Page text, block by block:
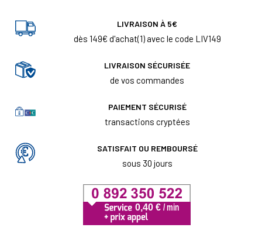
LIVRAISON À 5€
dès 149€ d'achat(1) avec le code LIV149
LIVRAISON SÉCURISÉE
de vos commandes
PAIEMENT SÉCURISÉ
transactions cryptées
SATISFAIT OU REMBOURSÉ
sous 30 jours